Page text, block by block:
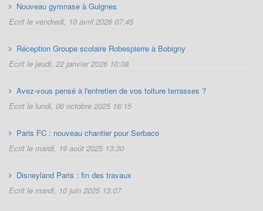
Nouveau gymnase à Guignes
Ecrit le vendredi, 10 avril 2026 07:45
Réception Groupe scolaire Robespierre à Bobigny
Ecrit le jeudi, 22 janvier 2026 10:08
Avez-vous pensé à l'entretien de vos toiture terrasses ?
Ecrit le lundi, 06 octobre 2025 16:15
Paris FC : nouveau chantier pour Serbaco
Ecrit le mardi, 19 août 2025 13:30
Disneyland Paris : fin des travaux
Ecrit le mardi, 10 juin 2025 13:07